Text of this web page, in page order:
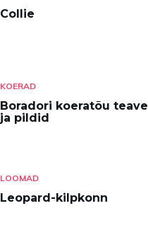
Collie
KOERAD
Boradori koeratõu teave
ja pildid
LOOMAD
Leopard-kilpkonn